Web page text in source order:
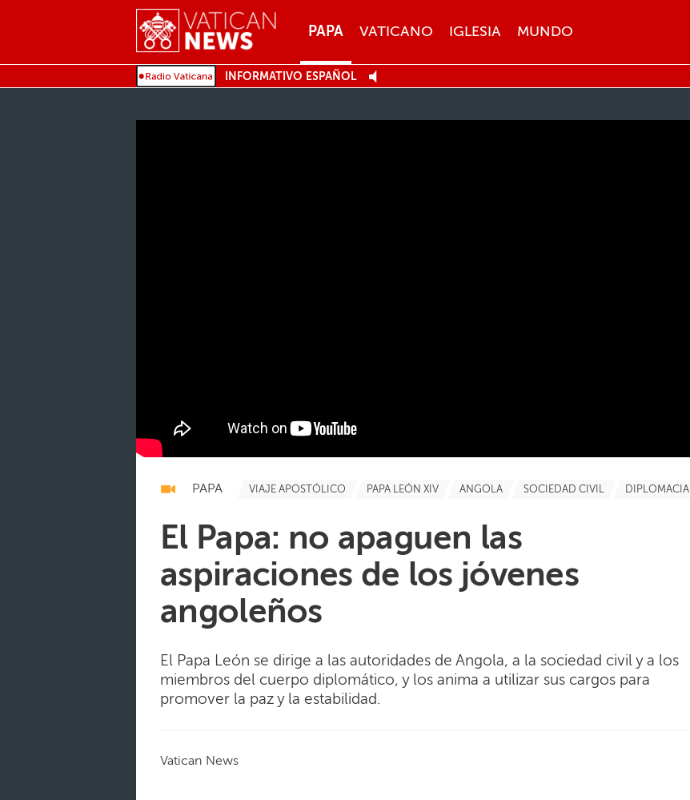
MENU
PAPA VATICANO IGLESIA MUNDO
INFORMATIVO ESPAÑOL
PAPA VIAJE APOSTÓLICO PAPA LEÓN XIV ANGOLA SOCIEDAD CIVIL DIPLOMACIA
El Papa: no apaguen las
aspiraciones de los jóvenes
angoleños
El Papa León se dirige a las autoridades de Angola, a la sociedad civil y a los
miembros del cuerpo diplomático, y los anima a utilizar sus cargos para
promover la paz y la estabilidad.
Vatican News